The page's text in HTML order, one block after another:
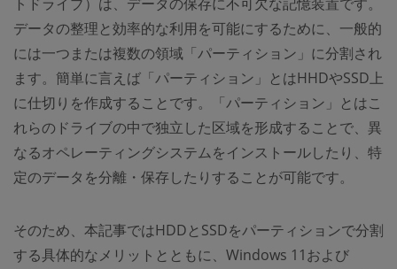
データの整理と効率的な利用を可能にするために、一般的
には一つまたは複数の領域「パーティション」に分割され
ます。簡単に言えば「パーティション」とはHHDやSSD上
に仕切りを作成することです。「パーティション」とはこ
れらのドライブの中で独立した区域を形成することで、異
なるオペレーティングシステムをインストールしたり、特
定のデータを分離・保存したりすることが可能です。
そのため、本記事ではHDDとSSDをパーティションで分割
する具体的なメリットとともに、Windows 11および